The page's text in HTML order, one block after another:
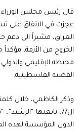
قال رئيس مجلس
عجزت في الاتفاق على
العراق، مشيراً الى
الخروج من الأزمة،
محيطه الإقليمي
القضية الفلسطينية.
وذكر الكاظمي، خلال
ال77، تابعتها
الدول المؤسسة لهذه